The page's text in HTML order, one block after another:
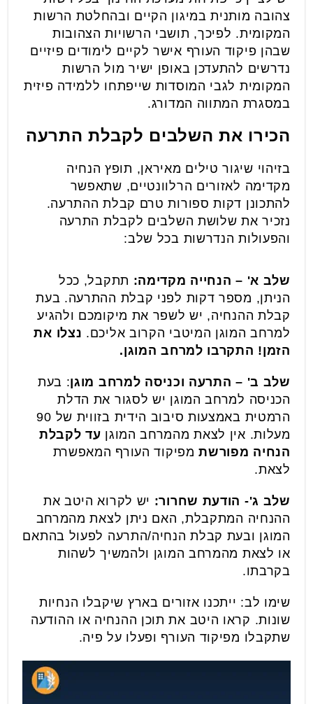
צהובה מותנית במיגון הקיים ובהחלטת הרשות
המקומית. לפיכך, תושבי הרשויות הצהובות
שבהן פיקוד העורף אישר לקיים לימודים פיזיים
נדרשים להתעדכן באופן ישיר מול הרשות
המקומית לגבי המוסדות שייפתחו ללמידה פיזית
במסגרת המתווה המדורג.
הכירו את השלבים לקבלת התרעה
בזיהוי שיגור טילים מאיראן, תופץ הנחיה
מקדימה לאזורים הרלוונטיים, שתאפשר
להתכונן דקות ספורות טרם קבלת ההתרעה.
נזכיר את שלושת השלבים לקבלת התרעה
והפעולות הנדרשות בכל שלב:
שלב א' – הנחייה מקדימה: תתקבל, ככל
הניתן, מספר דקות לפני קבלת ההתרעה. בעת
קבלת ההנחיה, יש לשפר את מיקומכם ולהגיע
למרחב המוגן המיטבי הקרוב אליכם. נצלו את
הזמן! התקרבו למרחב המוגן.
שלב ב' – התרעה וכניסה למרחב מוגן: בעת
הכניסה למרחב המוגן יש לסגור את הדלת
הרמטית באמצעות סיבוב הידית בזווית של 90
מעלות. אין לצאת מהמרחב המוגן עד לקבלת
הנחיה מפורשתמפיקוד העורף המאפשרת
לצאת.
שלב ג'- הודעת שחרור: יש לקרוא היטב את
ההנחיה המתקבלת, האם ניתן לצאת מהמרחב
המוגן ובעת קבלת הנחיה/התרעה לפעול בהתאם
או לצאת מהמרחב המוגן ולהמשיך לשהות
בקרבתו.
שימו לב: ייתכנו אזורים בארץ שיקבלו הנחיות
שונות. קראו היטב את תוכן ההנחיה או ההודעה
שתקבלו מפיקוד העורף ופעלו על פיה.